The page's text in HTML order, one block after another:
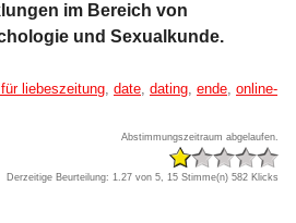
im Bereich von
und Sexualkunde.
liebeszeitung, date, dating, ende, online-
Abstimmungszeitraum abgelaufen.
Derzeitige Beurteilung: 1.27 von 5, 15 Stimme(n) 582 Klicks